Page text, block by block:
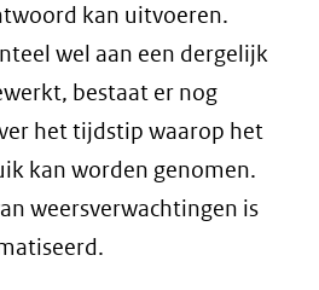
kan uitvoeren.
wel aan een dergelijk
bestaat er nog
het tijdstip waarop het
kan worden genomen.
weersverwachtingen is